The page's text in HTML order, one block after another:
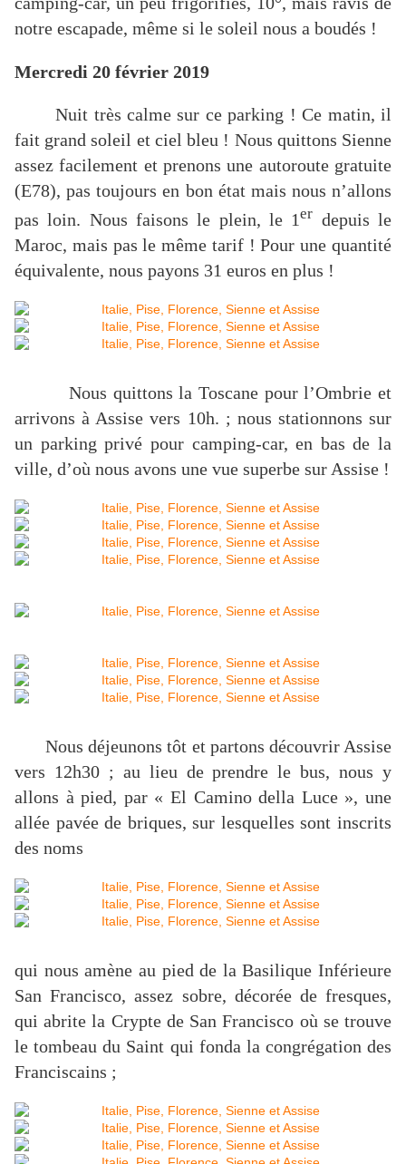
notre escapade, même si le soleil nous a boudés !
Mercredi 20 février 2019
Nuit très calme sur ce parking ! Ce matin, il
fait grand soleil et ciel bleu ! Nous quittons Sienne
assez facilement et prenons une autoroute gratuite
(E78), pas toujours en bon état mais nous n’allons
pas loin. Nous faisons le plein, le 1er depuis le
Maroc, mais pas le même tarif ! Pour une quantité
équivalente, nous payons 31 euros en plus !
Nous quittons la Toscane pour l’Ombrie et
arrivons à Assise vers 10h. ; nous stationnons sur
un parking privé pour camping-car, en bas de la
ville, d’où nous avons une vue superbe sur Assise !
Nous déjeunons tôt et partons découvrir Assise
vers 12h30 ; au lieu de prendre le bus, nous y
allons à pied, par « El Camino della Luce », une
allée pavée de briques, sur lesquelles sont inscrits
des noms
qui nous amène au pied de la Basilique Inférieure
San Francisco, assez sobre, décorée de fresques,
qui abrite la Crypte de San Francisco où se trouve
le tombeau du Saint qui fonda la congrégation des
Franciscains ;